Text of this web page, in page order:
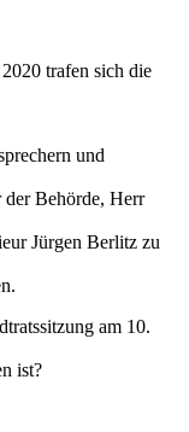
trafen sich die
und
der Behörde, Herr
Jürgen Berlitz zu
am 10.
ist?